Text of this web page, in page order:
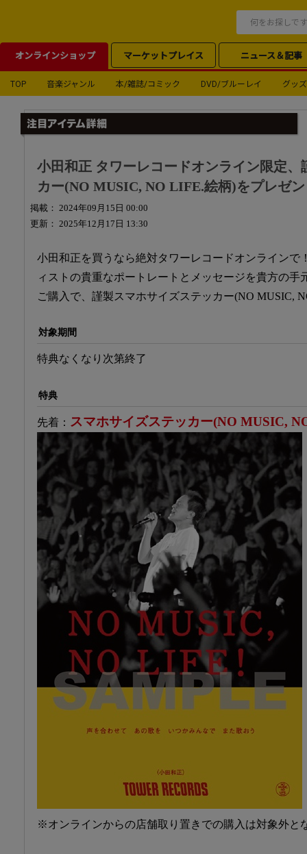
オンラインショップ マーケットプレイス ニュース＆記事
TOP 音楽ジャンル 本/雑誌/コミック DVD/ブルーレイ グッズ
小田和正 タワーレコードオンライン限定、
カー(NO MUSIC, NO LIFE.絵柄)をプレゼ
掲載： 2024年09月15日 00:00
更新： 2025年12月17日 13:30
小田和正を買うなら絶対タワーレコードオンラインで
ィストの貴重なポートレートとメッセージを貴方の手
ご購入で、謹製スマホサイズステッカー(NO MUSIC,
対象期間
特典なくなり次第終了
特典
先着： スマホサイズステッカー(NO MUSIC,
※オンラインからの店舗取り置きでの購入は対象外と